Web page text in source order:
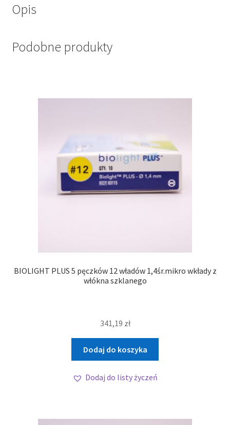
Opis
Podobne produkty
BIOLIGHT PLUS 5 pęczków 12 władów 1,4śr.mikro wkłady z
włókna szklanego
341,19 zł
Dodaj do koszyka
Dodaj do listy życzeń